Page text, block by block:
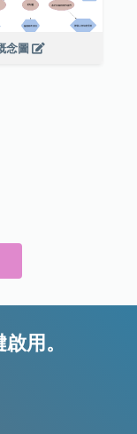
念圖
用。